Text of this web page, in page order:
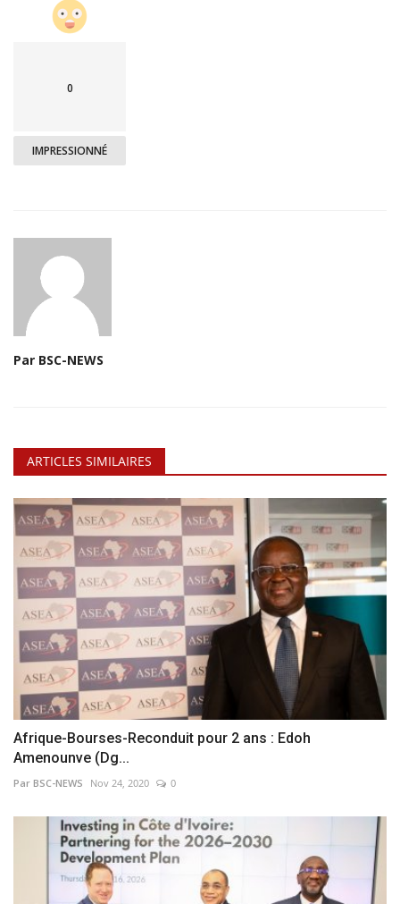
0
IMPRESSIONNÉ
Par BSC-NEWS
ARTICLES SIMILAIRES
Afrique-Bourses-Reconduit pour 2 ans : Edoh
Amenounve (Dg...
Par BSC-NEWS Nov 24, 2020 0